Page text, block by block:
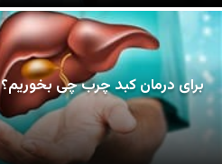
برای درمان کبد چرب چی بخوریم؟